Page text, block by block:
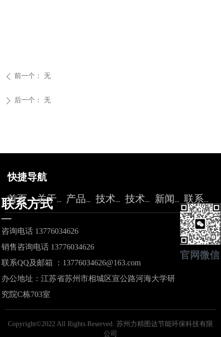
ꄴ 前一个： 无
ꄲ 后一个： 无
快捷导航
首页
关于力精 产品中心 技术服务 技术论坛 新闻资讯 联系我们
Copyright©2022 All Rights Reserved. 苏州力精图达节能环保科技有限
公司
联系方式
—
咨询电话 13776034626
销售咨询电话 13776034626
联系QQ及邮箱 ：13776034626@163.com
办公地址：江苏省苏州市相城区宣公路河海大学研
究院C栋703室
官网微信